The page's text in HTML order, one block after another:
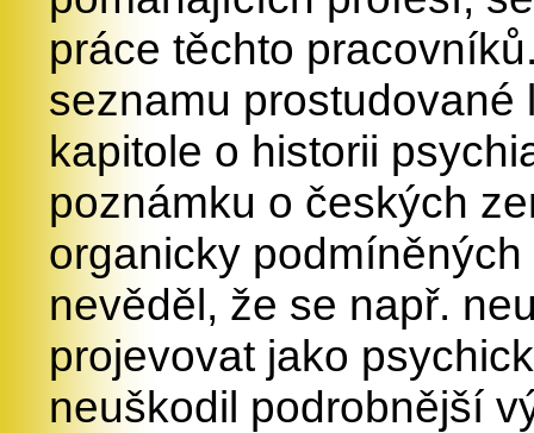
práce těchto
seznamu prostudované
kapitole o historii
poznámku o českých
organicky
nevěděl, že se např.
projevovat jako
neuškodil podrobnější